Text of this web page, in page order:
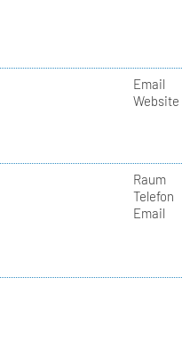
Email
Website
Raum
Telefon
Email